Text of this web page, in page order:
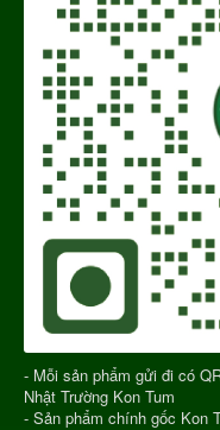
- Mỗi sản phẩm gửi đi có
Nhật Trường Kon Tum
- Sản phẩm chính gốc Kon